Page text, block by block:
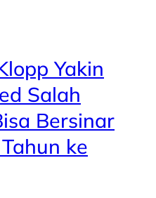
Yakin
Salah
Bersinar
ke